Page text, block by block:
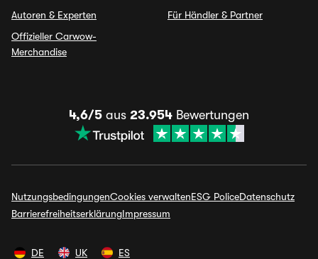
Autoren & Experten
Offizieller Carwow-
Merchandise
Für Händler & Partner
4,6/5 aus 23.954 Bewertungen
NutzungsbedingungenCookies verwaltenESG PoliceDatenschutz
BarrierefreiheitserklärungImpressum
DE UK ES